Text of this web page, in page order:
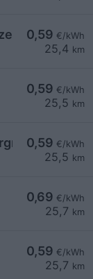
0,59 €/kWh
25,4 km
0,59 €/kWh
25,5 km
0,59 €/kWh
25,5 km
0,69 €/kWh
25,7 km
0,59 €/kWh
25,7 km